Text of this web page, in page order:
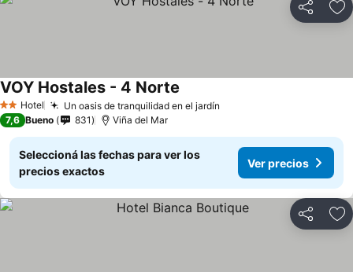
Compartir
2 Estrellas
Hotel Un oasis de tranquilidad en el jardín
VOY Hostales - 4 Norte
7,6 Bueno 831 Viña del Mar
Seleccioná las fechas para ver los
precios exactos
Ver precios
Compartir